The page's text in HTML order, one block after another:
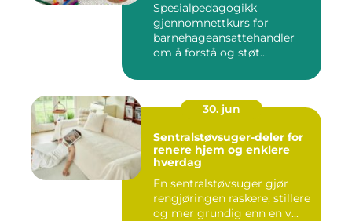
skole
Spesialpedagogikk
gjennomnettkurs for
barnehageansattehandler
om å forstå og støt...
30. jun
Sentralstøvsuger-deler for
renere hjem og enklere
hverdag
En sentralstøvsuger gjør
rengjøringen raskere, stillere
og mer grundig enn en v...